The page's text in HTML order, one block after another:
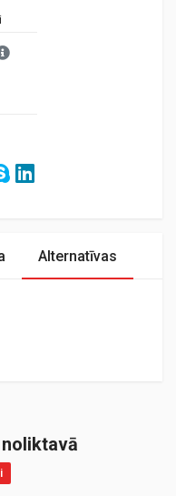
Alternatīvas